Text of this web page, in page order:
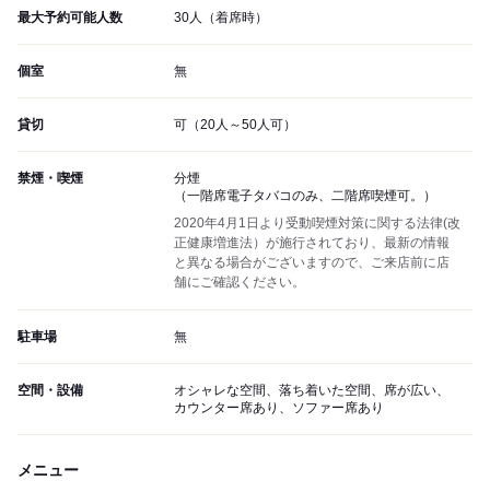
最大予約可能人数 30人（着席時）
個室 無
貸切 可（20人～50人可）
禁煙・喫煙
分煙
（一階席電子タバコのみ、二階席喫煙可。）
2020年4月1日より受動喫煙対策に関する法律(改
正健康増進法）が施行されており、最新の情報
と異なる場合がございますので、ご来店前に店
舗にご確認ください。
駐車場 無
空間・設備
オシャレな空間、落ち着いた空間、席が広い、
カウンター席あり、ソファー席あり
メニュー